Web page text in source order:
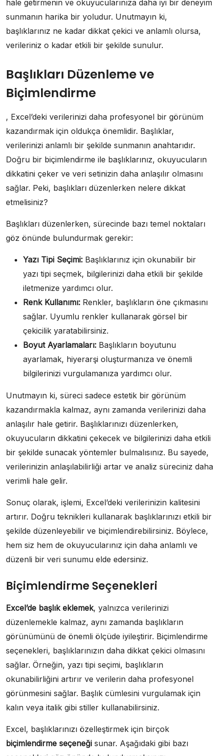
hale getirmenin ve okuyucularınıza daha iyi bir deneyim
sunmanın harika bir yoludur. Unutmayın ki,
başlıklarınız ne kadar dikkat çekici ve anlamlı olursa,
verileriniz o kadar etkili bir şekilde sunulur.
Başlıkları Düzenleme ve
Biçimlendirme
, Excel’deki verilerinizi daha profesyonel bir görünüm
kazandırmak için oldukça önemlidir. Başlıklar,
verilerinizi anlamlı bir şekilde sunmanın anahtarıdır.
Doğru bir biçimlendirme ile başlıklarınız, okuyucuların
dikkatini çeker ve veri setinizin daha anlaşılır olmasını
sağlar. Peki, başlıkları düzenlerken nelere dikkat
etmelisiniz?
Başlıkları düzenlerken, sürecinde bazı temel noktaları
göz önünde bulundurmak gerekir:
Yazı Tipi Seçimi: Başlıklarınız için okunabilir bir
yazı tipi seçmek, bilgilerinizi daha etkili bir şekilde
iletmenize yardımcı olur.
Renk Kullanımı: Renkler, başlıkların öne çıkmasını
sağlar. Uyumlu renkler kullanarak görsel bir
çekicilik yaratabilirsiniz.
Boyut Ayarlamaları: Başlıkların boyutunu
ayarlamak, hiyerarşi oluşturmanıza ve önemli
bilgilerinizi vurgulamanıza yardımcı olur.
Unutmayın ki, süreci sadece estetik bir görünüm
kazandırmakla kalmaz, aynı zamanda verilerinizi daha
anlaşılır hale getirir. Başlıklarınızı düzenlerken,
okuyucuların dikkatini çekecek ve bilgilerinizi daha etkili
bir şekilde sunacak yöntemler bulmalısınız. Bu sayede,
verilerinizin anlaşılabilirliği artar ve analiz süreciniz daha
verimli hale gelir.
Sonuç olarak, işlemi, Excel’deki verilerinizin kalitesini
artırır. Doğru teknikleri kullanarak başlıklarınızı etkili bir
şekilde düzenleyebilir ve biçimlendirebilirsiniz. Böylece,
hem siz hem de okuyucularınız için daha anlamlı ve
düzenli bir veri sunumu elde edersiniz.
Biçimlendirme Seçenekleri
Excel’de başlık eklemek, yalnızca verilerinizi
düzenlemekle kalmaz, aynı zamanda başlıkların
görünümünü de önemli ölçüde iyileştirir. Biçimlendirme
seçenekleri, başlıklarınızın daha dikkat çekici olmasını
sağlar. Örneğin, yazı tipi seçimi, başlıkların
okunabilirliğini artırır ve verilerin daha profesyonel
görünmesini sağlar. Başlık cümlesini vurgulamak için
kalın veya italik gibi stiller kullanabilirsiniz.
Excel, başlıklarınızı özelleştirmek için birçok
biçimlendirme seçeneği sunar. Aşağıdaki gibi bazı